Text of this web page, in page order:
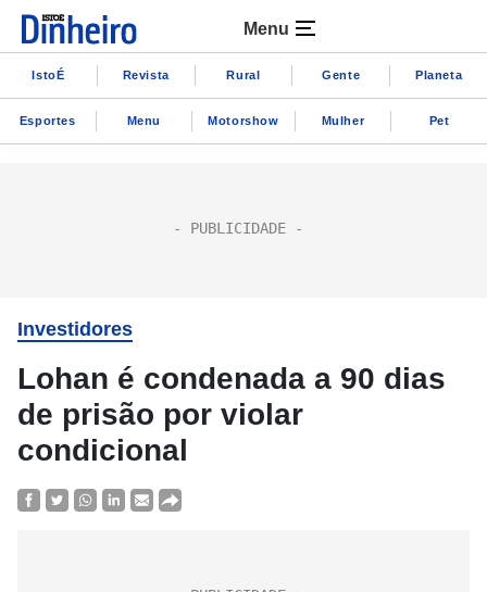
Menu
IstoÉ Revista Rural Gente Planeta
Esportes Menu Motorshow Mulher Pet
Investidores
Lohan é condenada a 90 dias
de prisão por violar
condicional